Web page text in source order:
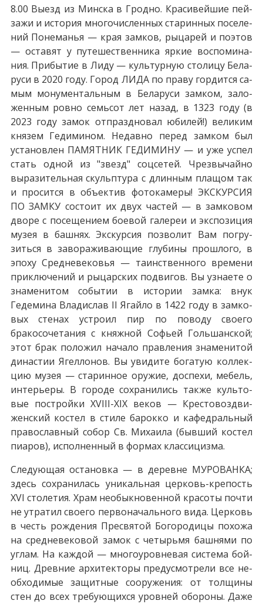
8.00 Выезд из Мин­ска в Грод­но. Красивейшие пей­
за­жи и ис­то­рия мно­го­чис­лен­ных ста­рин­ных по­се­ле­
ний По­не­ма­нья — края зам­ков, ры­ца­рей и по­этов
— оста­вят у пу­те­ше­ствен­ни­ка яр­кие вос­по­ми­на­
ния. При­бы­тие в Ли­ду — культурную сто­ли­цу Бе­ла­
ру­си в 2020 го­ду. Город ЛИДА по пра­ву гор­дит­ся са­
мым мо­ну­мен­таль­ным в Бе­ла­ру­си зам­ком, за­ло­
жен­ным ровно семь­сот лет на­зад, в 1323 го­ду (в
2023 го­ду за­мок отпраздновал юбилей!) ве­ли­ким
кня­зем Ге­ди­ми­ном. Недавно пе­ред зам­ком был
уста­нов­лен ПАМЯТНИК ГЕДИМИНУ — и уже успел
стать одной из "звезд" соцсетей. Чрезвычайно
выразительная скульп­ту­ра с длинным плащом так
и просится в объектив фотокамеры! ЭКСКУРСИЯ
ПО ЗАМКУ со­сто­ит их двух ча­стей — в замковом
дворе с по­се­ще­ни­ем боевой галереи и экс­по­зи­ция
му­зея в башнях. Экс­кур­сия поз­во­лит Вам по­гру­
зить­ся в за­во­ра­жи­ва­ю­щие глу­би­ны про­шло­го, в
эпо­ху Средне­ве­ко­вья — та­ин­ствен­но­го вре­ме­ни
приключений и ры­цар­ских подвигов. Вы узна­е­те о
зна­ме­ни­том со­бы­тии в ис­то­рии зам­ка: внук
Гедемина Вла­ди­слав II Ягай­ло в 1422 го­ду в зам­ко­
вых сте­нах устроил пир по поводу сво­е­го
бракосочетания с княж­ной Со­фьей Голь­шан­ской;
этот брак положил на­ча­ло правления зна­ме­ни­той
ди­на­стии Ягел­ло­нов. Вы уви­ди­те бо­га­тую кол­лек­
цию му­зея — ста­рин­ное ору­жие, до­спе­хи, ме­бель,
ин­те­рье­ры. В го­ро­де со­хра­ни­лись так­же куль­то­
вые постройки ХVIII-XIX ве­ков — Кре­сто­воз­дви­
жен­ский ко­стел в сти­ле ба­рок­ко и ка­фед­раль­ный
пра­во­слав­ный со­бор Св. Ми­ха­и­ла (быв­ший ко­стел
пи­а­ров), ис­пол­нен­ный в фор­мах клас­си­циз­ма.
Следующая оста­нов­ка — в де­рев­не МУРОВАНКА;
здесь со­хра­ни­лась уни­каль­ная церковь-крепость
ХVI сто­ле­тия. Храм не­обык­но­вен­ной кра­со­ты по­чти
не утра­тил сво­е­го пер­во­на­чаль­но­го ви­да. Церковь
в честь рож­де­ния Пре­свя­той Бо­го­ро­ди­цы по­хо­жа
на сред­не­ве­ко­вой за­мок с че­тырь­мя баш­ня­ми по
уг­лам. На каж­дой — мно­го­уров­не­вая си­сте­ма бой­
ниц. Древ­ние ар­хи­тек­то­ры преду­смот­ре­ли все не­
об­хо­ди­мые за­щит­ные со­ору­же­ния: от тол­щи­ны
стен до всех тре­бу­ю­щих­ся уров­ней обо­ро­ны. Даже